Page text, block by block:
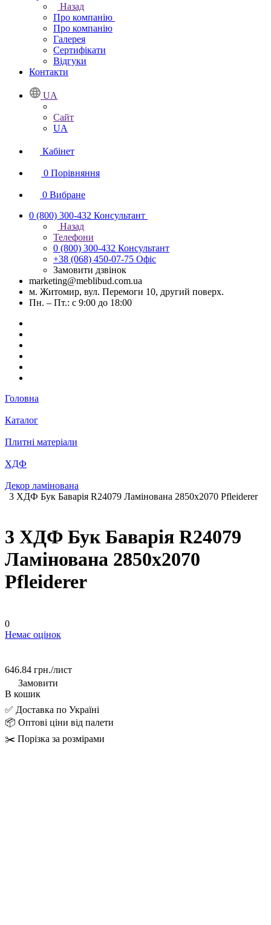
Назад
Про компанію
Про компанію
Галерея
Сертифікати
Відгуки
Контакти
UA
Сайт
UA
Кабінет
0 Порівняння
0 Вибране
0 (800) 300-432 Консультант
Назад
Телефони
0 (800) 300-432 Консультант
+38 (068) 450-07-75 Офіс
Замовити дзвінок
marketing@meblibud.com.ua
м. Житомир, вул. Перемоги 10, другий поверх.
Пн. – Пт.: с 9:00 до 18:00
Головна
Каталог
Плитні матеріали
ХДФ
Декор ламінована
3 ХДФ Бук Баварія R24079 Ламінована 2850х2070 Pfleiderer
3 ХДФ Бук Баварія R24079
Ламінована 2850х2070
Pfleiderer
0
Немає оцінок
646.84 грн./лист
Замовити
В кошик
✅ Доставка по Україні
📦 Оптові ціни від палети
✂️ Порізка за розмірами